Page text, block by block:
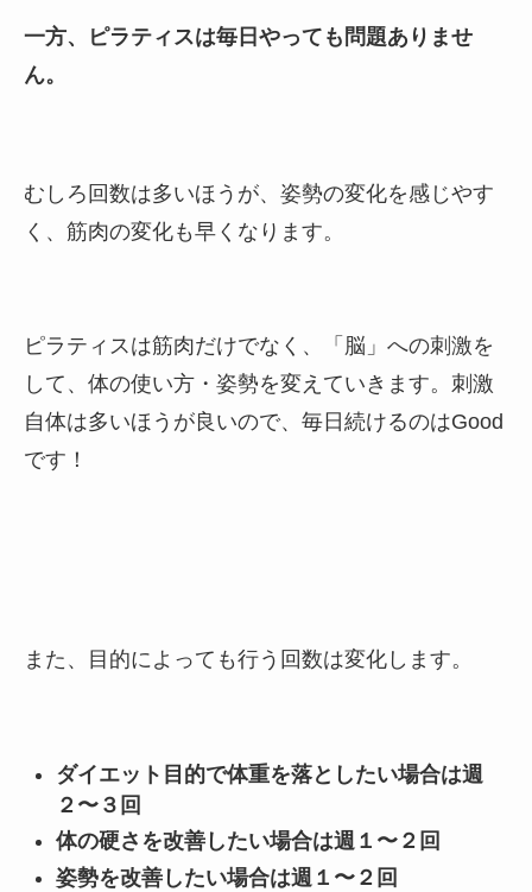
一方、ピラティスは毎日やっても問題ありませ
ん。
むしろ回数は多いほうが、姿勢の変化を感じやす
く、筋肉の変化も早くなります。
ピラティスは筋肉だけでなく、 「脳」への刺激を
して、体の使い方・姿勢を変えていきます。刺激
自体は多いほうが良いので、毎日続けるのはGood
です！
また、目的によっても行う回数は変化します。
ダイエット目的で体重を落としたい場合は週
２〜３回
体の硬さを改善したい場合は週１〜２回
姿勢を改善したい場合は週１〜２回